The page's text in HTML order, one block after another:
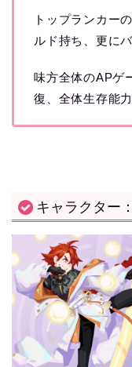
トップランカー
ルド持ち、更に
味方全体のAPゲ
復、全体生存能
キャラクター